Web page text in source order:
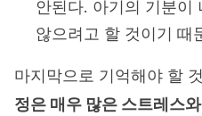
안된다. 아기의 기분이
않으려고 할 것이기 때
마지막으로 기억해야 할
정은 매우 많은 스트레스